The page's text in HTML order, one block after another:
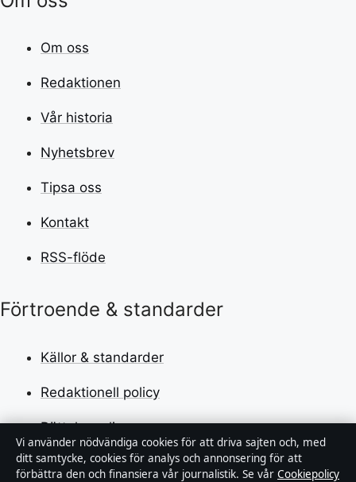
Om oss
Redaktionen
Vår historia
Nyhetsbrev
Tipsa oss
Kontakt
RSS-flöde
Förtroende & standarder
Källor & standarder
Redaktionell policy
Rättelsepolicy
Faktagranskningspolicy
Vi använder nödvändiga cookies för att driva sajten och, med
ditt samtycke, cookies för analys och annonsering för att
förbättra den och finansiera vår journalistik. Se vår Cookiepolicy